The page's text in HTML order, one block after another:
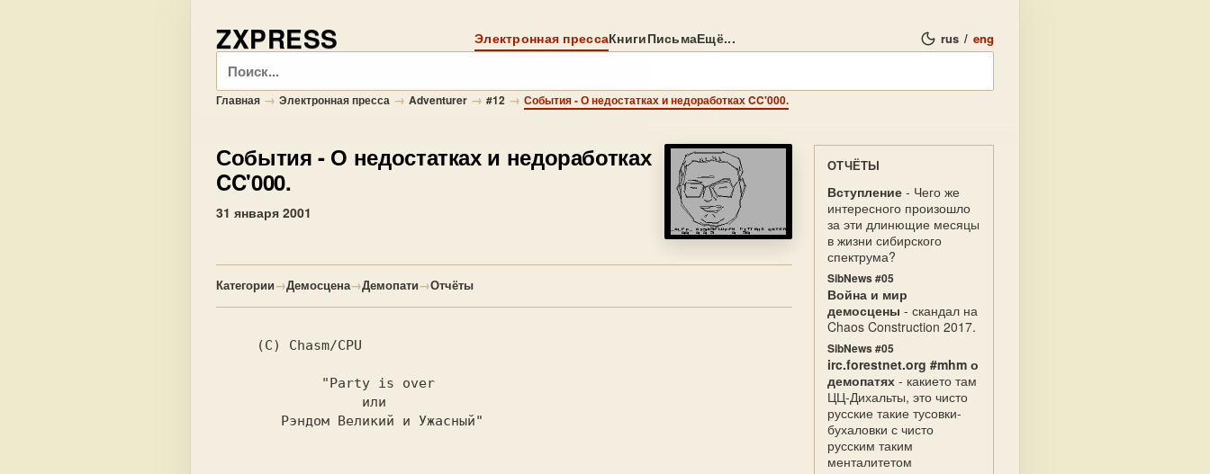
ZXPRESS Электронная прессаКнигиПисьмаЕщё... rus / eng
Поиск
Главная → Электронная пресса → Adventurer → #12 → События - О недостатках и недоработках CC'000.
События - О недостатках и недоработках
CC'000.
31 января 2001
Категории→Демосцена→Демопати→Отчёты
(C) Chasm/CPU
"Party is over
  или
ОТЧЁТЫ
Вступление - Чего же
интересного произошло
за эти длинющие месяцы
в жизни сибирского
спектрума?
SibNews #05
Война и мир
демосцены - скандал на
Chaos Construction 2017.
SibNews #05
irc.forestnet.org #mhm о
демопатях - какието там
ЦЦ-Дихальты, это чисто
русские такие тусовки-
бухаловки с чисто
русским таким
менталитетом